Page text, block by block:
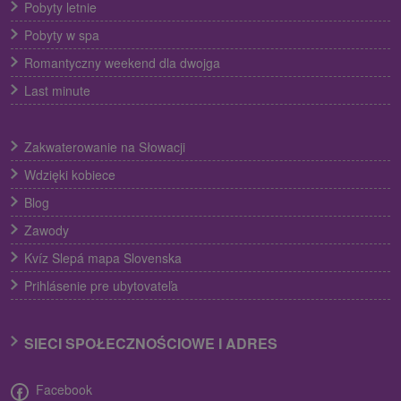
Pobyty letnie
Pobyty w spa
Romantyczny weekend dla dwojga
Last minute
Zakwaterowanie na Słowacji
Wdzięki kobiece
Blog
Zawody
Kvíz Slepá mapa Slovenska
Prihlásenie pre ubytovateľa
SIECI SPOŁECZNOŚCIOWE I ADRES
Facebook